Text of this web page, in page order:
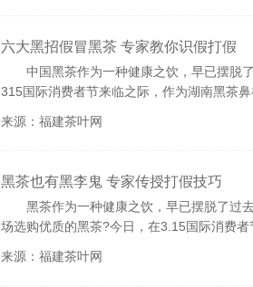
六大黑招假冒黑茶 专家教你识假打假
中国黑茶作为一种健康之饮，早已摆脱
315国际消费者节来临之际，作为湖南黑茶
来源：福建茶叶网
黑茶也有黑李鬼 专家传授打假技巧
黑茶作为一种健康之饮，早已摆脱了过
场选购优质的黑茶?今日，在3.15国际消费者
来源：福建茶叶网